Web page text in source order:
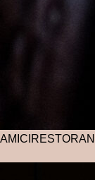
AMICI RESTORAN